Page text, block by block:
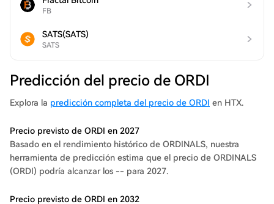
FB
SATS(SATS)
SATS
Predicción del precio de ORDI
Explora la predicción completa del precio de ORDI en HTX.
Precio previsto de ORDI en 2027
Basado en el rendimiento histórico de ORDINALS, nuestra
herramienta de predicción estima que el precio de ORDINALS
(ORDI) podría alcanzar los -- para 2027.
Precio previsto de ORDI en 2032